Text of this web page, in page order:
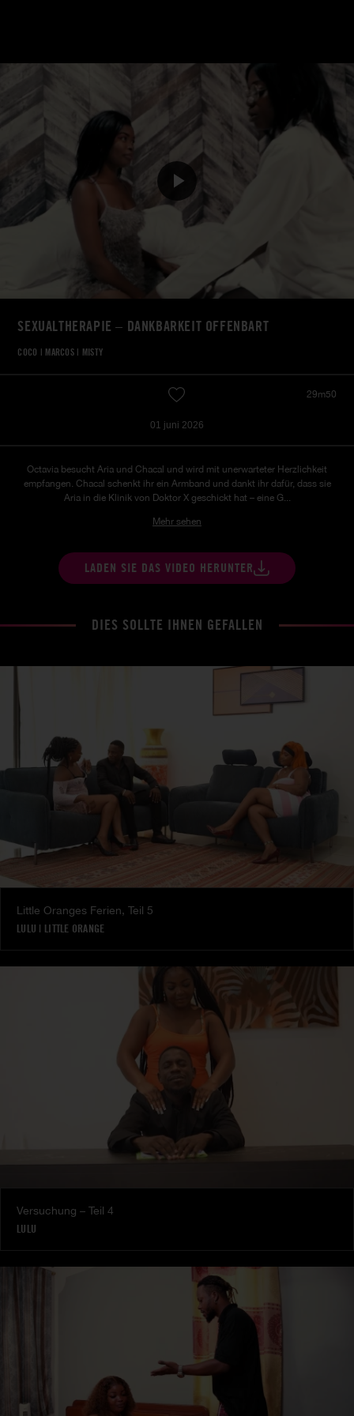
SEXUALTHERAPIE – DANKBARKEIT OFFENBART
COCO | MARCOS | MISTY
29m50
01 juni 2026
Octavia besucht Aria und Chacal und wird mit unerwarteter Herzlichkeit
empfangen. Chacal schenkt ihr ein Armband und dankt ihr dafür, dass sie
Aria in die Klinik von Doktor X geschickt hat – eine G...
Mehr sehen
LADEN SIE DAS VIDEO HERUNTER
DIES SOLLTE IHNEN GEFALLEN
Little Oranges Ferien, Teil 5
LULU | LITTLE ORANGE
Versuchung – Teil 4
LULU